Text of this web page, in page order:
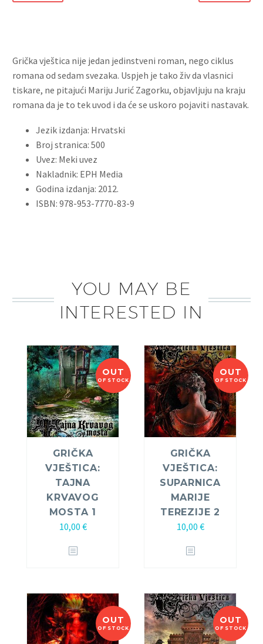
Grička vještica nije jedan jedinstveni roman, nego ciklus
romana od sedam svezaka. Uspjeh je tako živ da vlasnici
tiskare, ne pitajući Mariju Jurić Zagorku, objavljuju na kraju
romana da je to tek uvod i da će se uskoro pojaviti nastavak.
Jezik izdanja: Hrvatski
Broj stranica: 500
Uvez: Meki uvez
Nakladnik: EPH Media
Godina izdanja: 2012.
ISBN: 978-953-7770-83-9
YOU MAY BE
INTERESTED IN
OUT
OF STOCK
GRIČKA
VJEŠTICA:
TAJNA
KRVAVOG
MOSTA 1
10,00 €
OUT
OF STOCK
GRIČKA
VJEŠTICA:
SUPARNICA
MARIJE
TEREZIJE 2
10,00 €
OUT
OF STOCK
OUT
OF STOCK